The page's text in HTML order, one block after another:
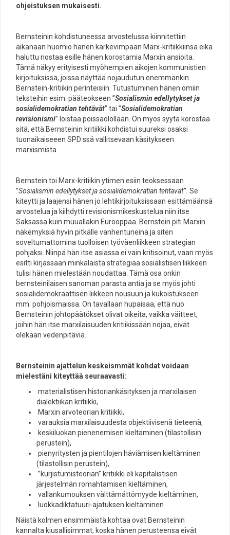
ohjeistuksen mukaisesti.
Bernsteinin kohdistuneessa arvostelussa kiinnitettiin
aikanaan huomio hänen kärkevimpään Marx-kritiikkiinsä eikä
haluttu nostaa esille hänen korostamia Marxin ansioita.
Tämä näkyy erityisesti myöhempien aikojen kommunistien
kirjoituksissa, joissa näyttää nojaudutun enemmänkin
Bernstein-kritiikin perinteisiin. Tutustuminen hänen omiin
teksteihin esim. pääteokseen ”Sosialismin edellytykset ja
sosialidemokratian tehtävät” tai ”Sosialidemokratian
revisionismi” loistaa poissaolollaan. On myös syytä korostaa
sitä, että Bernsteinin kritiikki kohdistui suureksi osaksi
tuonaikaiseeen SPD:ssä vallitsevaan käsitykseen
marxismista.
Bernstein toi Marx-kritiikin ytimen esiin teoksessaan
”Sosialismin edellytykset ja sosialidemokratian tehtävät”. Se
kiteytti ja laajensi hänen jo lehtikirjoituksissaan esittämäänsä
arvostelua ja kiihdytti revisionismikeskustelua niin itse
Saksassa kuin muuallakin Eurooppaa. Bernstein piti Marxin
näkemyksiä hyvin pitkälle vanhentuneina ja siten
soveltumattomina tuolloisen työväenliikkeen strategian
pohjaksi. Niinpä hän itse asiassa ei vain kritisoinut, vaan myös
esitti kirjassaan minkälaista strategiaa sosialistisen liikkeen
tulisi hänen mielestään noudattaa. Tämä osa onkin
bernsteinilaisen sanoman parasta antia ja se myös johti
sosialidemokraattisen liikkeen nousuun ja kukoistukseen
mm. pohjoismaissa. On tavallaan hupaisaa, että nuo
Bernsteinin johtopäätökset olivat oikeita, vaikka väitteet,
joihin hän itse marxilaisuuden kritiikissään nojaa, eivät
olekaan vedenpitäviä.
Bernsteinin ajattelun keskeismmät kohdat voidaan
mielestäni kiteyttää seuraavasti:
materialistisen historiankäsityksen ja marxilaisen
dialektiikan kritiikki,
Marxin arvoteorian kritiikki,
varauksia marxilaisuudesta objektiivisenä tieteenä,
keskiluokan pienenemisen kieltäminen (tilastollisin
perustein),
pienyritysten ja pientilojen häviämisen kieltäminen
(tilastollisin perustein),
”kurjistumisteorian” kritiikki eli kapitalistisen
järjestelmän romahtamisen kieltäminen,
vallankumouksen välttämättömyyde kieltäminen,
luokkadiktatuuri-ajatuksen kieltäminen
Näistä kolmen ensimmäistä kohtaa ovat Bernsteinin
kannalta kiusallisimmat, koska hänen perusteensa eivät